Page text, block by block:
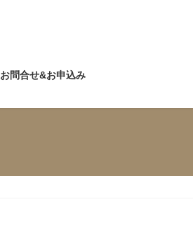
お問合せ&お申込み